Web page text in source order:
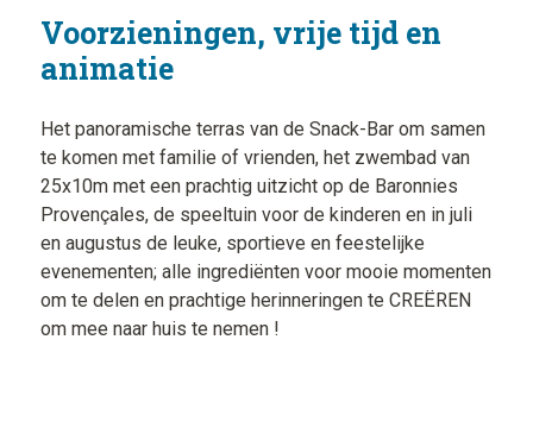
Voorzieningen, vrije tijd en
animatie
Het panoramische terras van de Snack-Bar om samen
te komen met familie of vrienden, het zwembad van
25x10m met een prachtig uitzicht op de Baronnies
Provençales, de speeltuin voor de kinderen en in juli
en augustus de leuke, sportieve en feestelijke
evenementen; alle ingrediënten voor mooie momenten
om te delen en prachtige herinneringen te CREËREN
om mee naar huis te nemen !